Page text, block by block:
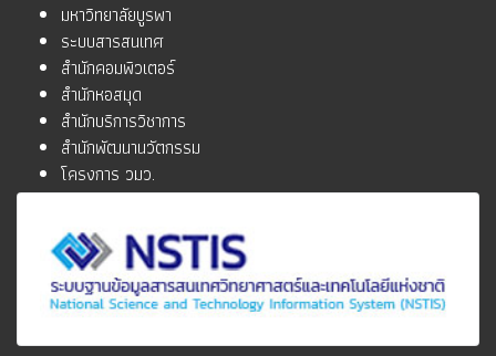
มหาวิทยาลัยบูรพา
ระบบสารสนเทศ
สำนักคอมพิวเตอร์
สำนักหอสมุด
สำนักบริการวิชาการ
สำนักพัฒนานวัตกรรม
โครงการ วมว.